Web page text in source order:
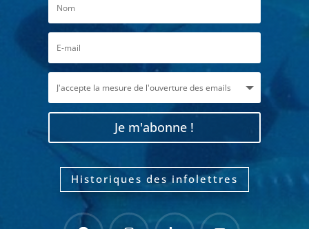
Je m'abonne !
Historiques des infolettres